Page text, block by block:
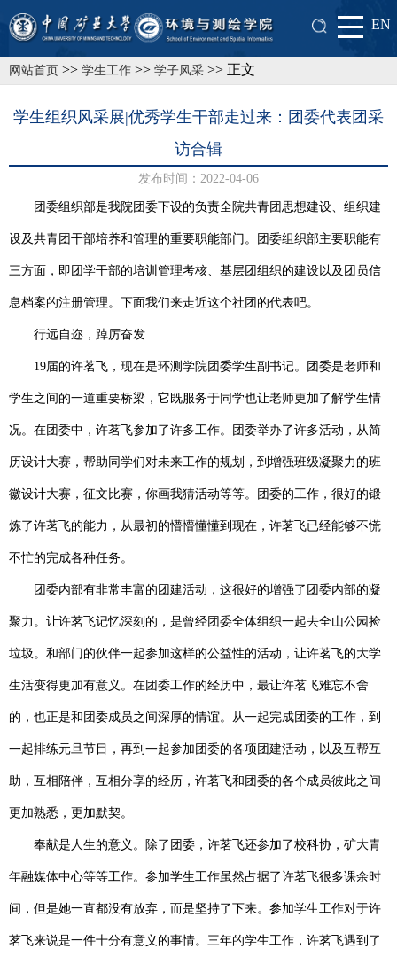
EN
网站首页 >> 学生工作 >> 学子风采 >> 正文
学生组织风采展|优秀学生干部走过来：团委代表团采
访合辑
发布时间：2022-04-06
团委组织部是我院团委下设的负责全院共青团思想建设、组织建
设及共青团干部培养和管理的重要职能部门。团委组织部主要职能有
三方面，即团学干部的培训管理考核、基层团组织的建设以及团员信
息档案的注册管理。 下面我们来走近这个社团的代表吧。
行远自迩，踔厉奋发
1 9届的许茗飞，现在是环测学院团委学生副书记。团委是老师和
学生之间的一道重要桥梁，它既服务于同学也让老师更加了解学生情
况。在团委中，许茗飞参加了许多工作。团委举办了许多活动，从简
历设计大赛，帮助同学们对未来工作的规划，到增强班级凝聚力的班
徽设计大赛，征文比赛，你画我猜活动等等。团委的工作，很好的锻
炼了许茗飞的能力，从最初的懵懵懂懂到现在，许茗飞已经能够不慌
不忙的完成各种任务。
团委内部有非常丰富的团建活动，这很好的增强了团委内部的凝
聚力。让许茗飞记忆深刻的，是曾经团委全体组织一起去全山公园捡
垃圾。和部门的伙伴一起参加这样的公益性的活动，让许茗飞的大学
生活变得更加有意义。在团委工作的经历中，最让许茗飞难忘不舍
的，也正是和团委成员之间深厚的情谊。从一起完成团委的工作，到
一起排练元旦节目，再到一起参加团委的各项团建活动，以及互帮互
助，互相陪伴，互相分享的经历，许茗飞和团委的各个成员彼此之间
更加熟悉，更加默契。
奉献是人生的意义。除了团委，许茗飞还参加了校科协，矿大青
年融媒体中心等等工作。参加学生工作虽然占据了许茗飞很多课余时
间，但是她一直都没有放弃，而是坚持了下来。参加学生工作对于许
茗飞来说是一件十分有意义的事情。三年的学生工作，许茗飞遇到了